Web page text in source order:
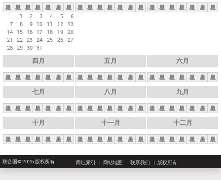
星 星 星 星 星 星
星
1
2 3 4 5
6
7
8 9 10 11 12
13
14 15 16 17 18 19 20
21
22 23 24 25 26 27
28 29 30 31
星 星 星 星 星 星 星 星 星 星 星 星 星 星
四月
星 星 星 星 星 星 星
五月
星 星 星 星 星 星 星
六月
星 星 星 星 星 星 星
七月
星 星 星 星 星 星 星
八月
星 星 星 星 星 星 星
九月
星 星 星 星 星 星 星
十月
星 星 星 星 星 星 星
十一月
星 星 星 星 星 星 星
十二月
星 星 星 星 星 星 星
联合国© 2026 版权所有 网址索引 网站地图 联系我们 版权所有